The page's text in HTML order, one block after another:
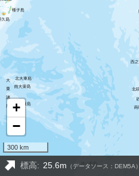
+
−
300 km
標高: 25.6m （データソース：DEM5A）